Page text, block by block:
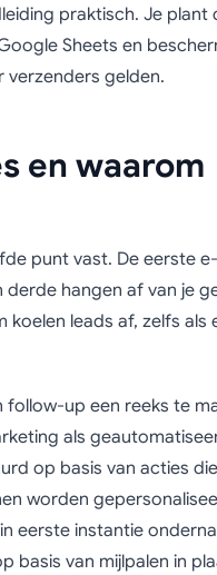
praktisch. Je plant
Sheets en
gelden.
en waarom
punt vast. De eerste
hangen af van je
leads af, zelfs als
up een reeks te
als
op basis van acties
worden
eerste instantie
basis van mijlpalen in